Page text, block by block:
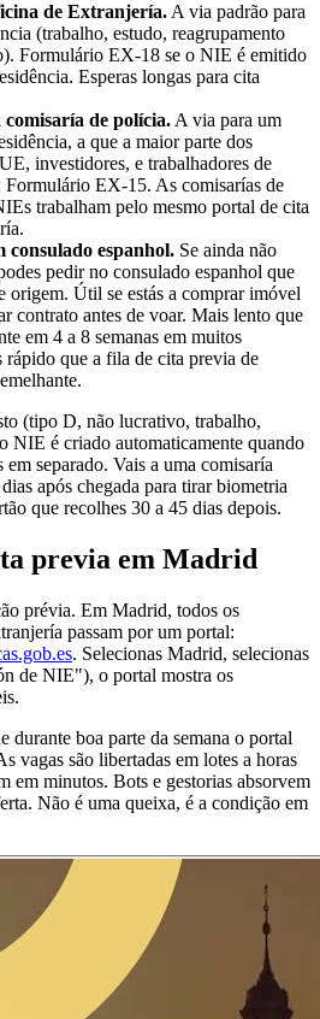
de Extranjería. A via padrão para
(trabalho, estudo, reagrupamento
Formulário EX-18 se o NIE é emitido
Esperas longas para cita
de polícia. A via para um
a que a maior parte dos
investidores, e trabalhadores de
Formulário EX-15. As comisarías de
trabalham pelo mesmo portal de cita
consulado espanhol. Se ainda não
pedir no consulado espanhol que
origem. Útil se estás a comprar imóvel
contrato antes de voar. Mais lento que
em 4 a 8 semanas em muitos
rápido que a fila de cita previa de
(tipo D, não lucrativo, trabalho,
NIE é criado automaticamente quando
separado. Vais a uma comisaría
após chegada para tirar biometria
que recolhes 30 a 45 dias depois.
previa em Madrid
prévia. Em Madrid, todos os
passam por um portal:
. Selecionas Madrid, selecionas
de NIE"), o portal mostra os
durante boa parte da semana o portal
vagas são libertadas em lotes a horas
em minutos. Bots e gestorias absorvem
Não é uma queixa, é a condição em